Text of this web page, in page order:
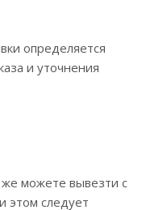
определяется
и уточнения
можете вывезти с
этом следует